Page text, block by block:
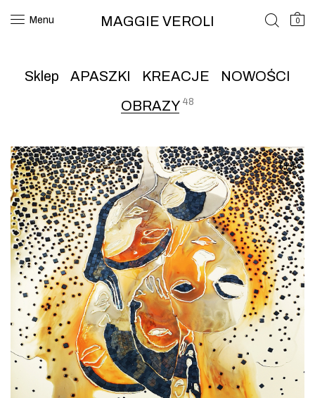
Menu MAGGIE VEROLI 0
Sklep APASZKI KREACJE
NOWOŚCI
OBRAZY 48